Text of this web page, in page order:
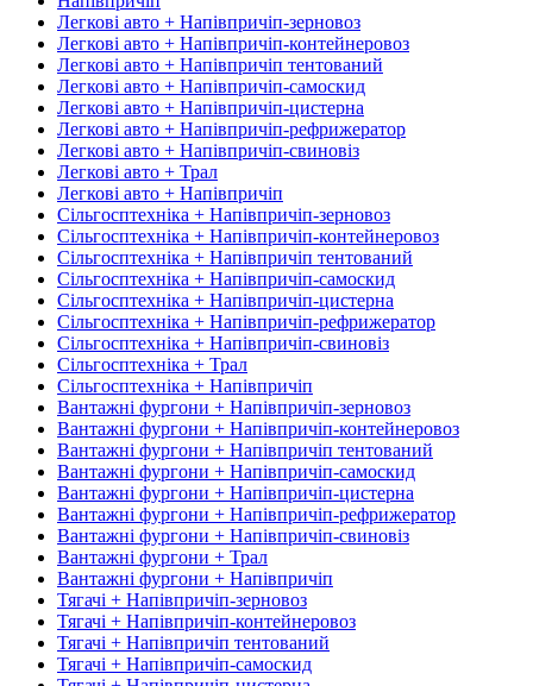
Легкові авто + Напівпричіп-зерновоз
Легкові авто + Напівпричіп-контейнеровоз
Легкові авто + Напівпричіп тентований
Легкові авто + Напівпричіп-самоскид
Легкові авто + Напівпричіп-цистерна
Легкові авто + Напівпричіп-рефрижератор
Легкові авто + Напівпричіп-свиновіз
Легкові авто + Трал
Легкові авто + Напівпричіп
Сільгосптехніка + Напівпричіп-зерновоз
Сільгосптехніка + Напівпричіп-контейнеровоз
Сільгосптехніка + Напівпричіп тентований
Сільгосптехніка + Напівпричіп-самоскид
Сільгосптехніка + Напівпричіп-цистерна
Сільгосптехніка + Напівпричіп-рефрижератор
Сільгосптехніка + Напівпричіп-свиновіз
Сільгосптехніка + Трал
Сільгосптехніка + Напівпричіп
Вантажні фургони + Напівпричіп-зерновоз
Вантажні фургони + Напівпричіп-контейнеровоз
Вантажні фургони + Напівпричіп тентований
Вантажні фургони + Напівпричіп-самоскид
Вантажні фургони + Напівпричіп-цистерна
Вантажні фургони + Напівпричіп-рефрижератор
Вантажні фургони + Напівпричіп-свиновіз
Вантажні фургони + Трал
Вантажні фургони + Напівпричіп
Тягачі + Напівпричіп-зерновоз
Тягачі + Напівпричіп-контейнеровоз
Тягачі + Напівпричіп тентований
Тягачі + Напівпричіп-самоскид